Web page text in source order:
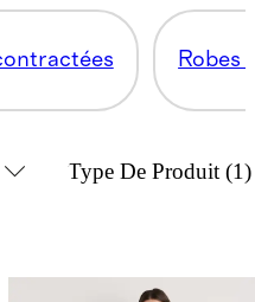
Robes
Type De Produit (1)